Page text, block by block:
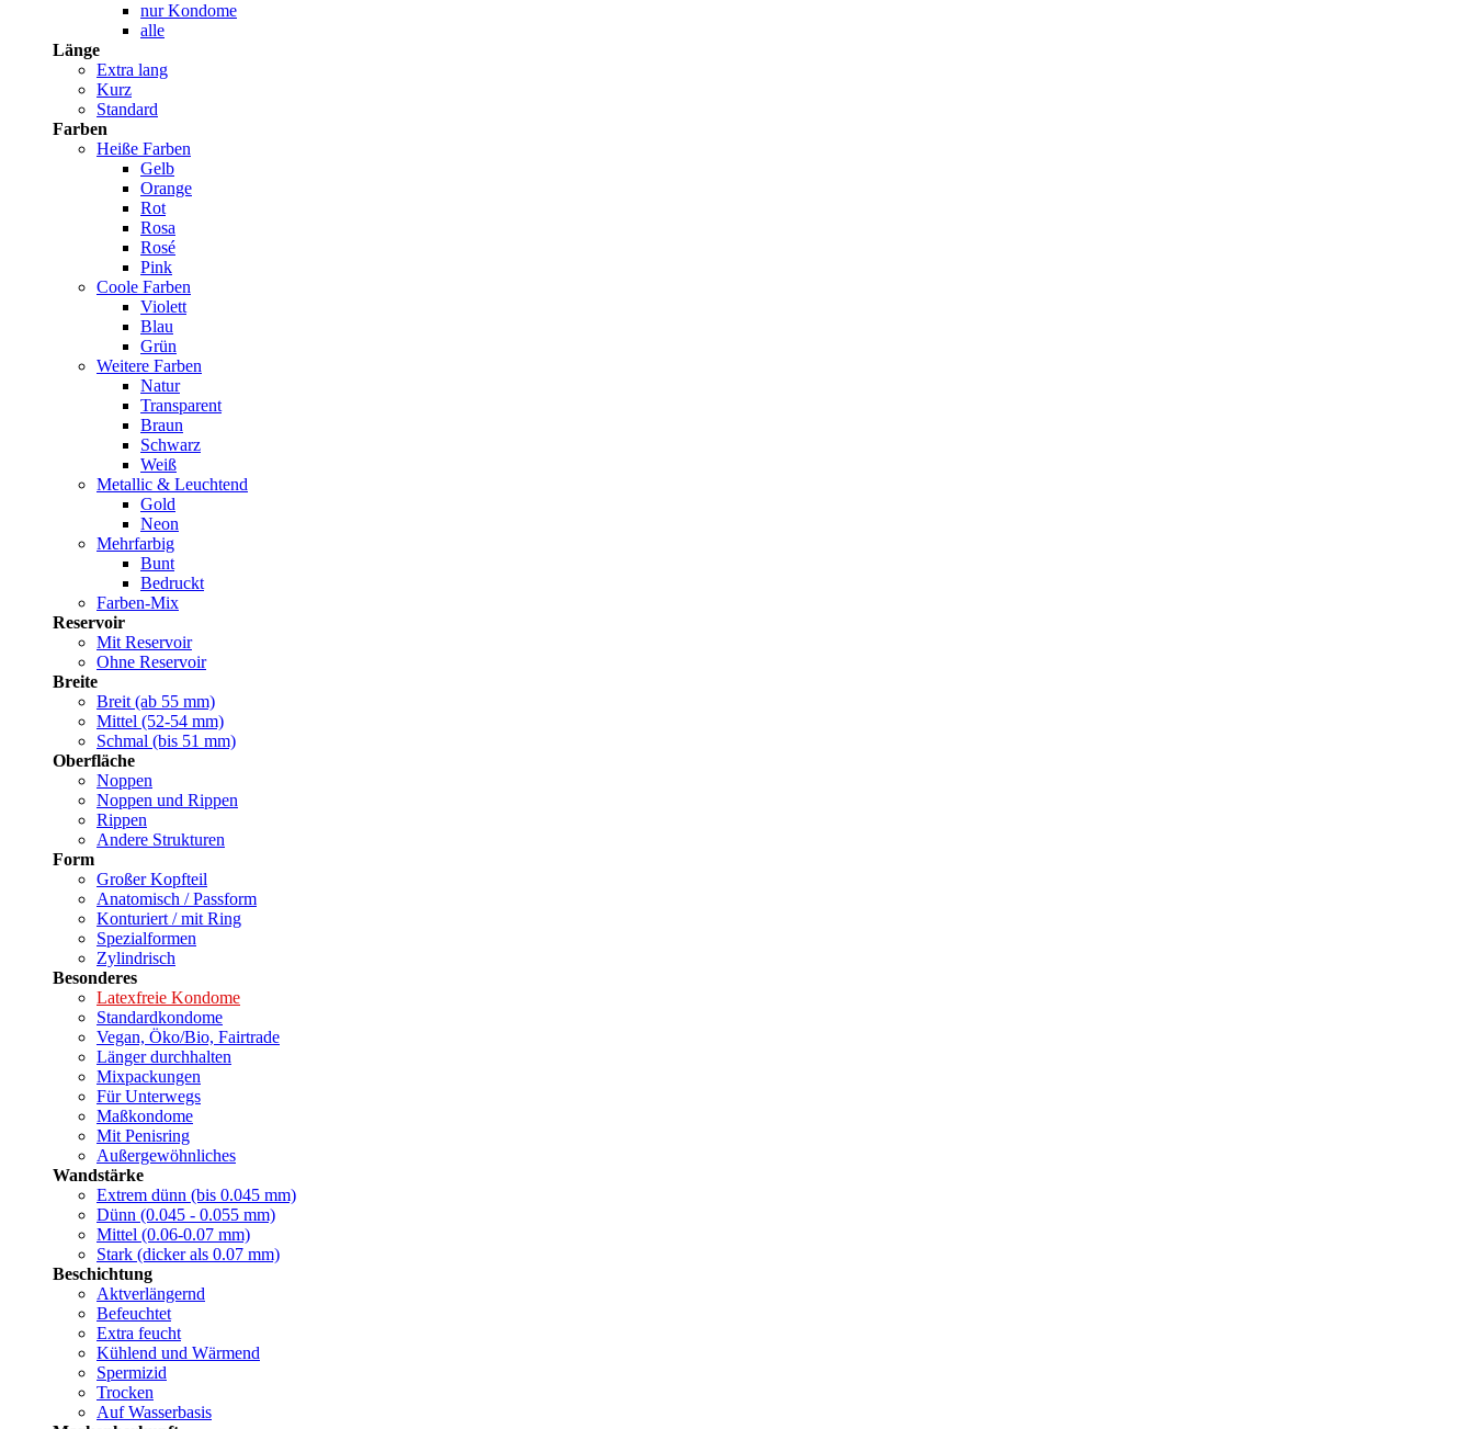
nur Kondome
alle
Länge
Extra lang
Kurz
Standard
Farben
Heiße Farben
Gelb
Orange
Rot
Rosa
Rosé
Pink
Coole Farben
Violett
Blau
Grün
Weitere Farben
Natur
Transparent
Braun
Schwarz
Weiß
Metallic & Leuchtend
Gold
Neon
Mehrfarbig
Bunt
Bedruckt
Farben-Mix
Reservoir
Mit Reservoir
Ohne Reservoir
Breite
Breit (ab 55 mm)
Mittel (52-54 mm)
Schmal (bis 51 mm)
Oberfläche
Noppen
Noppen und Rippen
Rippen
Andere Strukturen
Form
Großer Kopfteil
Anatomisch / Passform
Konturiert / mit Ring
Spezialformen
Zylindrisch
Besonderes
Latexfreie Kondome
Standardkondome
Vegan, Öko/Bio, Fairtrade
Länger durchhalten
Mixpackungen
Für Unterwegs
Maßkondome
Mit Penisring
Außergewöhnliches
Wandstärke
Extrem dünn (bis 0.045 mm)
Dünn (0.045 - 0.055 mm)
Mittel (0.06-0.07 mm)
Stark (dicker als 0.07 mm)
Beschichtung
Aktverlängernd
Befeuchtet
Extra feucht
Kühlend und Wärmend
Spermizid
Trocken
Auf Wasserbasis